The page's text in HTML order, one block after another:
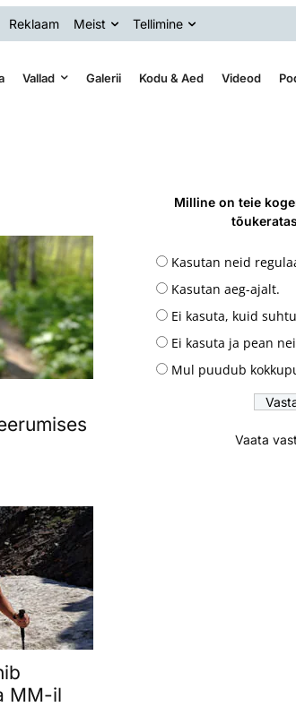
Reklaam Meist Tellimine
Vallad Galerii Kodu & Aed Videod
MM-il
Milline on teie
Kasutan neid
Kasutan aeg-ajalt.
Ei kasuta, kuid
Ei kasuta ja pean
Mul puudub
Vaata